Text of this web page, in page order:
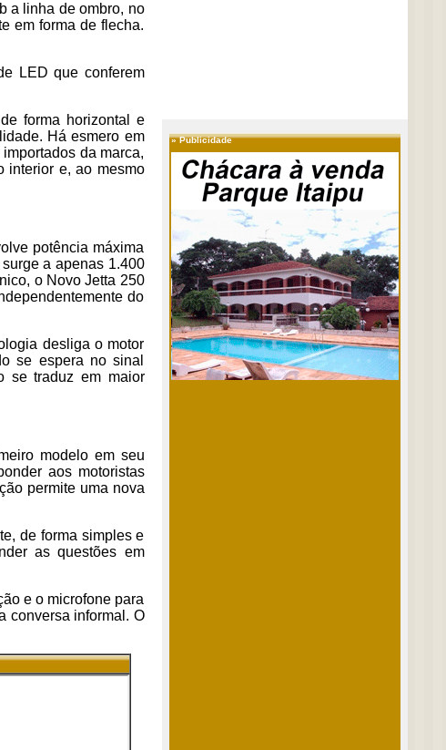
a linha de ombro, no
em forma de flecha.
LED que conferem
forma horizontal e
Há esmero em
da marca,
interior e, ao mesmo
potência máxima
a apenas 1.400
o Novo Jetta 250
do
desliga o motor
se espera no sinal
se traduz em maior
modelo em seu
aos motoristas
permite uma nova
de forma simples e
as questões em
e o microfone para
conversa informal. O
»Publicidade